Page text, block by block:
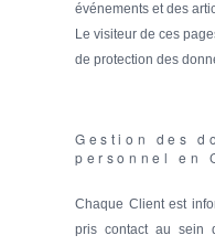
événements et des
Le visiteur de ces
de protection des
Gestion des
personnel en
Chaque Client est
pris contact au sein